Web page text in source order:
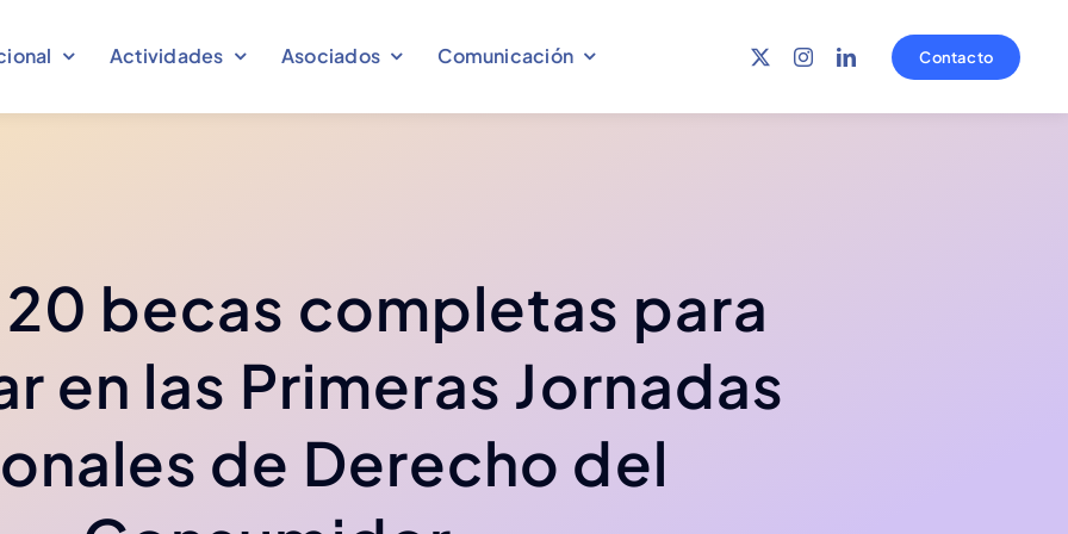
Actividades
Ver más
Eventos Jornadas
Asociados Comunicación
Comunicados Declaraciones
Contacto
becas completas para
en las Primeras Jornadas
de Derecho del